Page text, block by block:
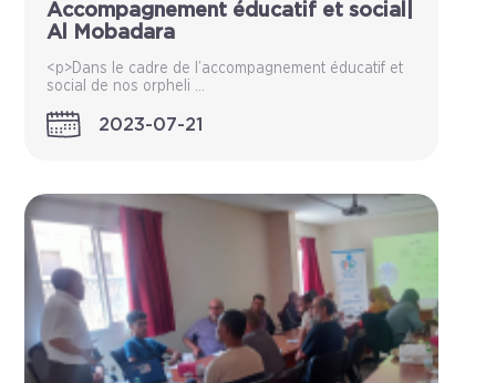
Accompagnement éducatif et social|
Al Mobadara
<p>Dans le cadre de l’accompagnement éducatif et
social de nos orpheli ...
2023-07-21